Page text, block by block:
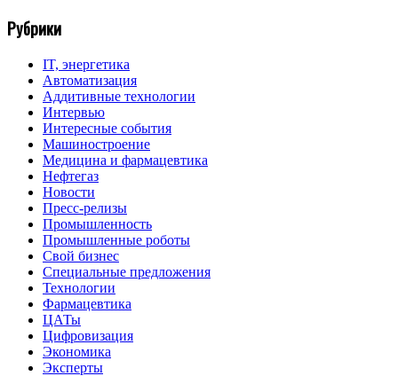
Рубрики
IT, энергетика
Автоматизация
Аддитивные технологии
Интервью
Интересные события
Машиностроение
Медицина и фармацевтика
Нефтегаз
Новости
Пресс-релизы
Промышленность
Промышленные роботы
Свой бизнес
Специальные предложения
Технологии
Фармацевтика
ЦАТы
Цифровизация
Экономика
Эксперты